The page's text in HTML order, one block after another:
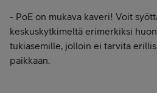
- PoE on mukava kaveri! Voit
keskuskytkimeltä erimerkiksi
tukiasemille, jolloin ei tarvita
paikkaan.